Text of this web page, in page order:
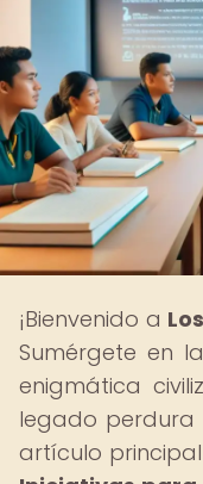
¡Bienvenido a
Sumérgete en
enigmática
legado perdura
artículo principal